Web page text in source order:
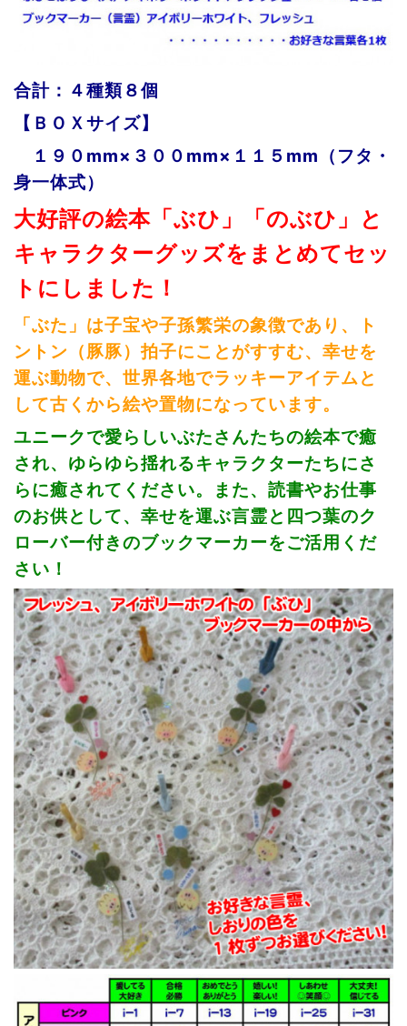
合計：４種類８個
【ＢＯＸサイズ】
１９０mm×３００mm×１１５mm （フタ・
身一体式）
大好評の絵本「ぶひ」「のぶひ」と
キャラクターグッズをまとめてセッ
トにしました！
「ぶた」は子宝や子孫繁栄の象徴であり、ト
ントン（豚豚）拍子にことがすすむ、幸せを
運ぶ動物で、世界各地でラッキーアイテムと
して古くから絵や置物になっています。
ユニークで愛らしいぶたさんたちの絵本で癒
され、ゆらゆら揺れるキャラクターたちにさ
らに癒されてください。また、読書やお仕事
のお供として、幸せを運ぶ言霊と四つ葉のク
ローバー付きのブックマーカーをご活用くだ
さい！